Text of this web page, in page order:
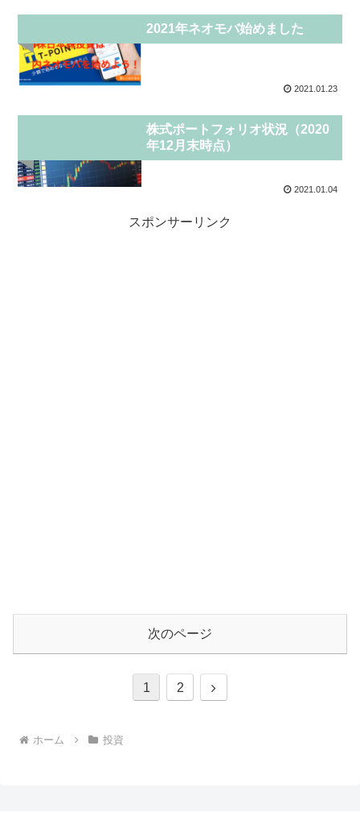
2021年ネオモバ始めました
2021.01.23
株式ポートフォリオ状況（2020
年12月末時点）
2021.01.04
スポンサーリンク
次のページ
1 2
次
ホーム 投資